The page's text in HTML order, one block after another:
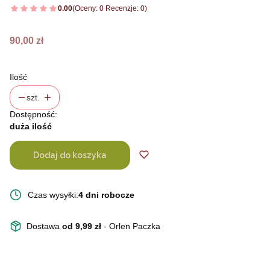
0.00(Oceny: 0 Recenzje: 0)
Cena
90,00 zł
Ilość
szt.
Dostępność:
duża ilość
Dodaj do koszyka
Czas wysyłki:4 dni robocze
Dostawa od 9,99 zł - Orlen Paczka